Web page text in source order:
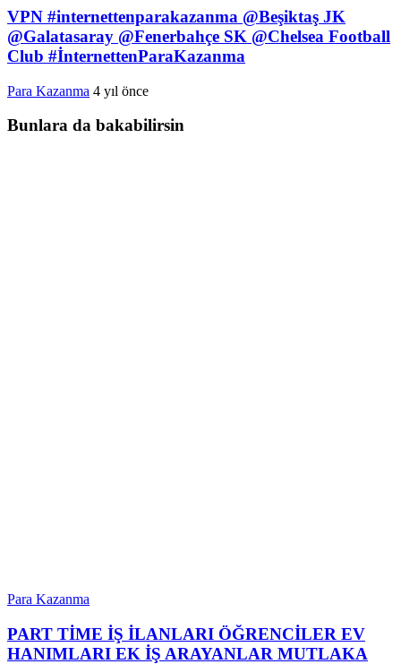
VPN #internettenparakazanma @Beşiktaş JK
@Galatasaray @Fenerbahçe SK @Chelsea Football
Club #İnternettenParaKazanma
Para Kazanma 4 yıl önce
Bunlara da bakabilirsin
Para Kazanma
PART TİME İŞ İLANLARI ÖĞRENCİLER EV
HANIMLARI EK İŞ ARAYANLAR MUTLAKA